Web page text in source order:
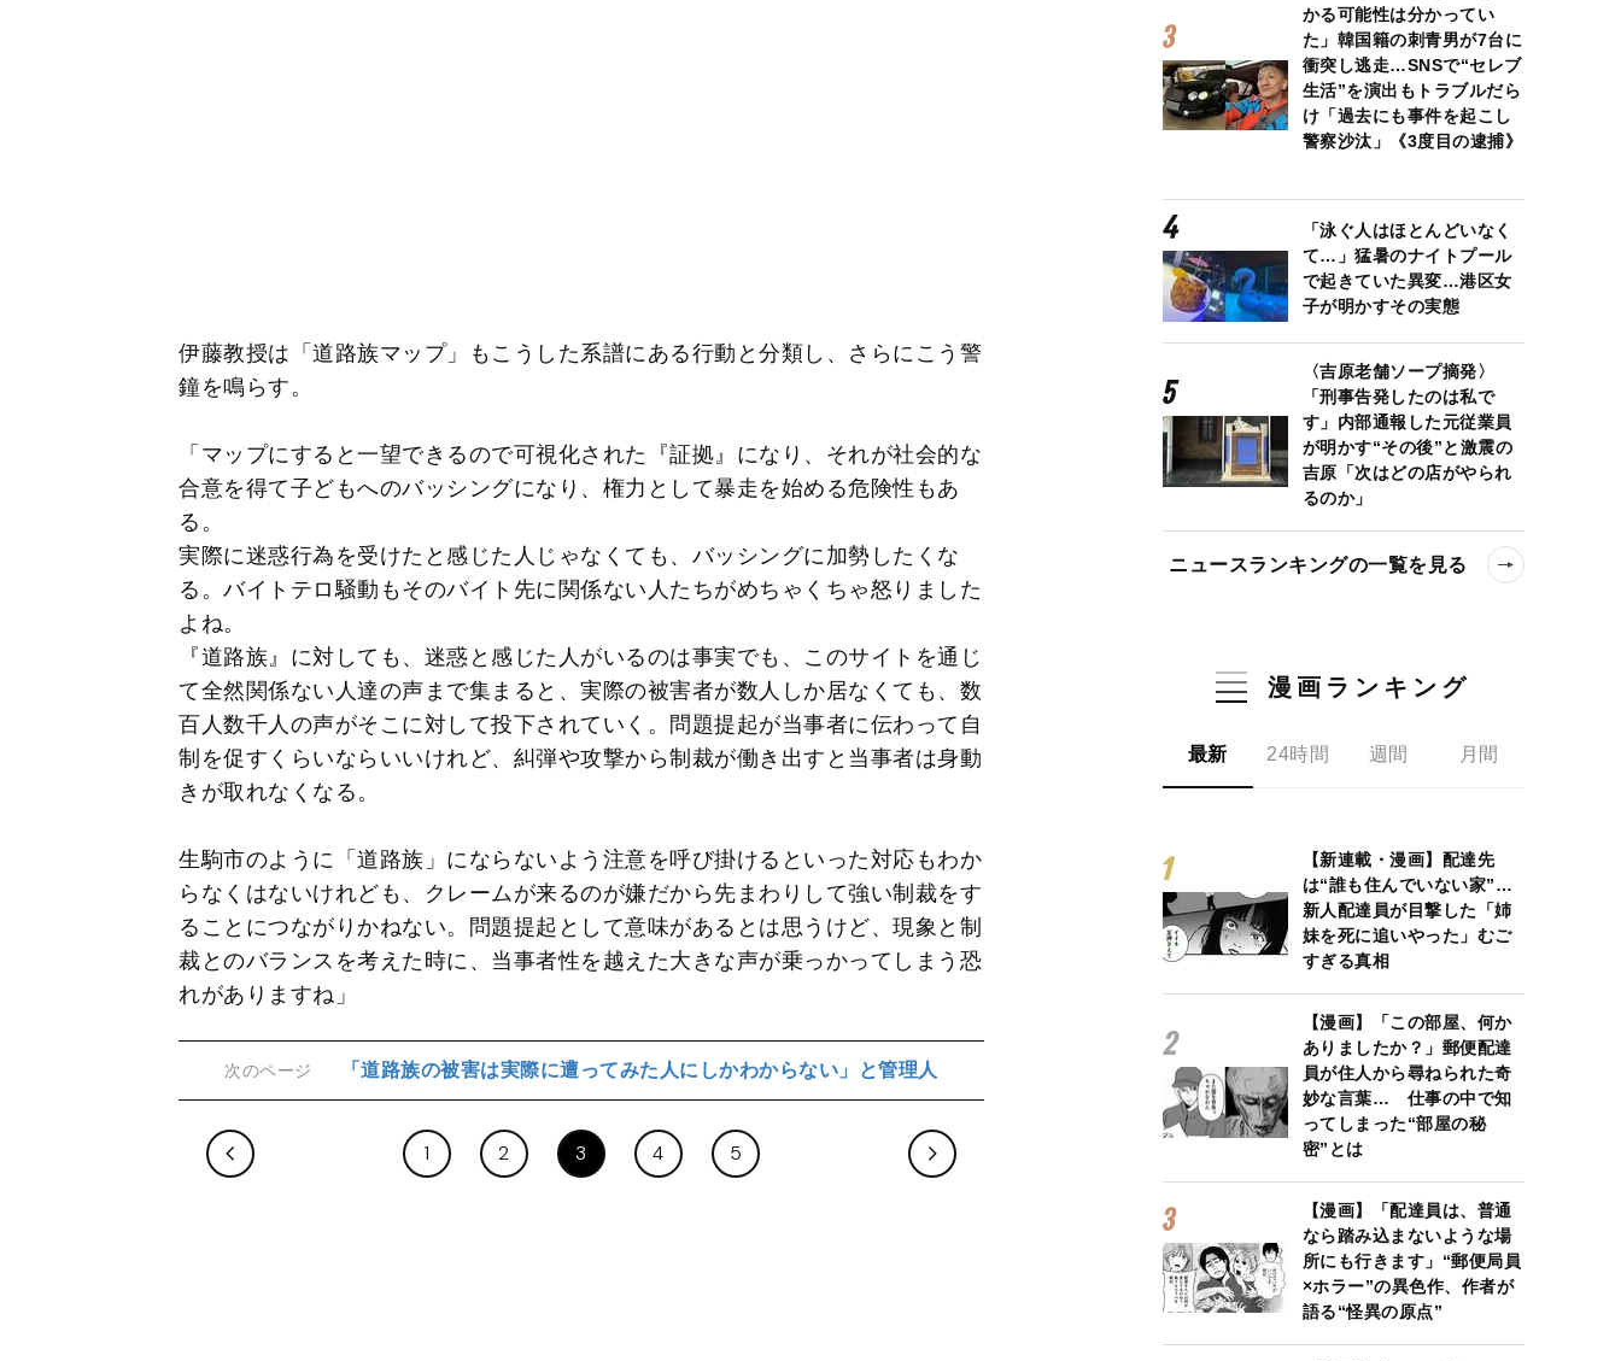
伊藤教授は「道路族マップ」もこうした系譜にある行動と分類し、さらにこう警
鐘を鳴らす。
「マップにすると一望できるので可視化された『証拠』になり、それが社会的な
合意を得て子どもへのバッシングになり、権力として暴走を始める危険性もあ
る。
実際に迷惑行為を受けたと感じた人じゃなくても、バッシングに加勢したくな
る。バイトテロ騒動もそのバイト先に関係ない人たちがめちゃくちゃ怒りました
よね。
『道路族』に対しても、迷惑と感じた人がいるのは事実でも、このサイトを通じ
て全然関係ない人達の声まで集まると、実際の被害者が数人しか居なくても、数
百人数千人の声がそこに対して投下されていく。問題提起が当事者に伝わって自
制を促すくらいならいいけれど、糾弾や攻撃から制裁が働き出すと当事者は身動
きが取れなくなる。
生駒市のように「道路族」にならないよう注意を呼び掛けるといった対応もわか
らなくはないけれども、クレームが来るのが嫌だから先まわりして強い制裁をす
ることにつながりかねない。問題提起として意味があるとは思うけど、現象と制
裁とのバランスを考えた時に、当事者性を越えた大きな声が乗っかってしまう恐
れがありますね」
次のページ 「道路族の被害は実際に遭ってみた人にしかわからない」と管理人
1 2 3 4 5
かる可能性は分かってい
た」韓国籍の刺青男が7台に
衝突し逃走…SNSで“セレブ
生活”を演出もトラブルだら
け「過去にも事件を起こし
警察沙汰」《3度目の逮捕》
「泳ぐ人はほとんどいなく
て…」猛暑のナイトプール
で起きていた異変…港区女
子が明かすその実態
〈吉原老舗ソープ摘発〉
「刑事告発したのは私で
す」内部通報した元従業員
が明かす“その後”と激震の
吉原「次はどの店がやられ
るのか」
ニュースランキングの一覧を見る
漫画ランキング
最新 24時間 週間 月間
【新連載・漫画】配達先
は“誰も住んでいない家”…
新人配達員が目撃した「姉
妹を死に追いやった」むご
すぎる真相
【漫画】「この部屋、何か
ありましたか？」郵便配達
員が住人から尋ねられた奇
妙な言葉… 仕事の中で知
ってしまった“部屋の秘
密”とは
【漫画】「配達員は、普通
なら踏み込まないような場
所にも行きます」“郵便局員
×ホラー”の異色作、作者が
語る“怪異の原点”